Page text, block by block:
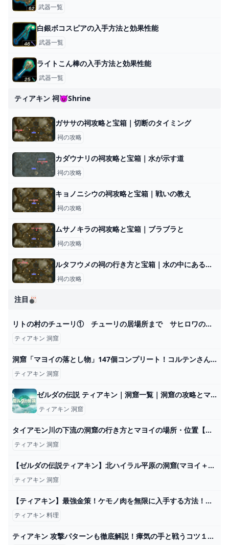
武器一覧
白銀ボコスピアの入手方法と効果性能
武器一覧
ライトこん棒の入手方法と効果性能
武器一覧
ティアキン 祠😈shrine
ガササの祠攻略と宝箱｜切断のタイミング
祠の攻略
カダウナリの祠攻略と宝箱｜水が示す道
祠の攻略
キョノニシウの祠攻略と宝箱｜戦いの教え
祠の攻略
ムサノキラの祠攻略と宝箱｜ブラブラと
祠の攻略
ルタフウメの祠の行き方と宝箱｜水の中にある水晶の取り方
祠の攻略
注目🎳
リトの村のチューリ① チューリの居場所まで サヒロワの祠 へブラ地方マップ開放 へブラ山南岳の洞窟 カルーガ峠の鳥望台 攻略 ゼルダの伝説 ティアーズ オブザキングダム メインチャレンジ⑨ ティアキン - YouTube
ティアキン 洞窟
洞窟「マヨイの落とし物」147個コンプリート！コルテンさんはどうなる…！？【ゼルダの伝説 ティアーズ オブ ザ キングダム】Part198 - YouTube
ティアキン 洞窟
ゼルダの伝説 ティアキン｜洞窟一覧｜洞窟の攻略とマップ攻略【ティアーズオブザキングダム】 - ゼルダの伝説 ティアーズオブザキングダム【ティアキン】完全攻略wiki
ティアキン 洞窟
タイアモン川の下流の洞窟の行き方とマヨイの場所・位置【ティアキン】 とあるゲームブログの軌跡
ティアキン 洞窟
【ゼルダの伝説ティアキン】北ハイラル平原の洞窟(マヨイ＋クライムグローブ） - YouTube
ティアキン 洞窟
【ティアキン】最強金策！ケモノ肉を無限に入手する方法！料理もルピーもこれで困らない！！【ゼルダの伝説ティアーズオブザキングダム】 - YouTube
ティアキン 料理
ティアキン 攻撃パターンも徹底解説！瘴気の手と戦うコツ１２選 ゼルダの伝説 ティアーズ オブ ザ キングダム - YouTube